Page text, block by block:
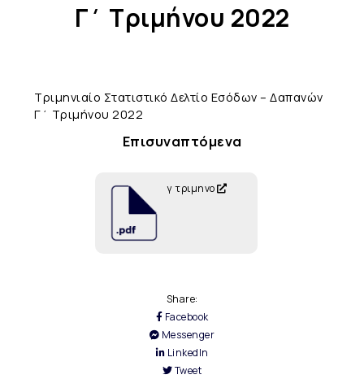
Γ΄ Τριμήνου 2022
Τριμηνιαίο Στατιστικό Δελτίο Εσόδων – Δαπανών
Γ΄ Τριμήνου 2022
Επισυναπτόμενα
γ τριμηνο
Share:
Facebook
Messenger
LinkedIn
Tweet